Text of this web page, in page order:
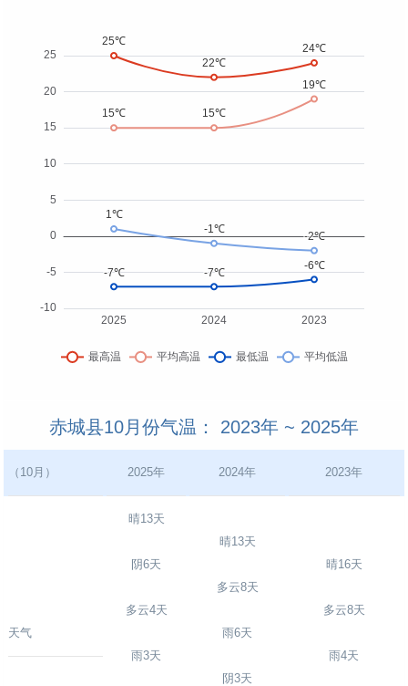
赤城县10月份气温： 2023年 ~ 2025年
（10月） 2025年 2024年 2023年
天气
晴13天
阴6天
多云4天
雨3天
晴13天
多云8天
雨6天
阴3天
晴16天
多云8天
雨4天